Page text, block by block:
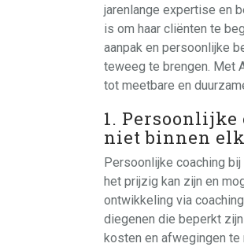
jarenlange expertise en
is om haar cliënten te
aanpak en persoonlijke
teweeg te brengen. Met
tot meetbare en
1.
niet binnen
Persoonlijke coaching
het prijzig kan zijn en
ontwikkeling via
diegenen die beperkt
kosten en afwegingen te